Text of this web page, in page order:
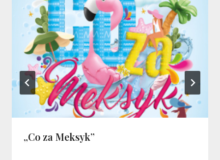
„Co za Meksyk”